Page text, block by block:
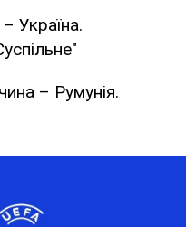
– Україна.
– Румунія.